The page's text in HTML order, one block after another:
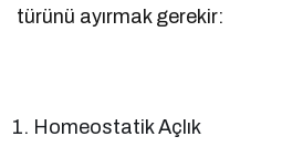
türünü ayırmak gerekir:
Homeostatik Açlık